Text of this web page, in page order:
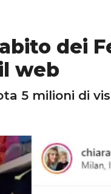
dei
web
5 milioni di